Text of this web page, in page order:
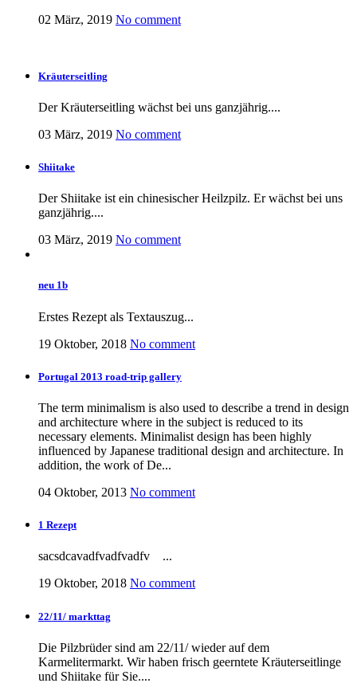
02 März, 2019 No comment
Kräuterseitling
Der Kräuterseitling wächst bei uns ganzjährig....
03 März, 2019 No comment
Shiitake
Der Shiitake ist ein chinesischer Heilzpilz. Er wächst bei uns
ganzjährig....
03 März, 2019 No comment
neu 1b
Erstes Rezept als Textauszug...
19 Oktober, 2018 No comment
Portugal 2013 road-trip gallery
The term minimalism is also used to describe a trend in design
and architecture where in the subject is reduced to its
necessary elements. Minimalist design has been highly
influenced by Japanese traditional design and architecture. In
addition, the work of De...
04 Oktober, 2013 No comment
1 Rezept
sacsdcavadfvadfvadfv ...
19 Oktober, 2018 No comment
22/11/ markttag
Die Pilzbrüder sind am 22/11/ wieder auf dem
Karmelitermarkt. Wir haben frisch geerntete Kräuterseitlinge
und Shiitake für Sie....